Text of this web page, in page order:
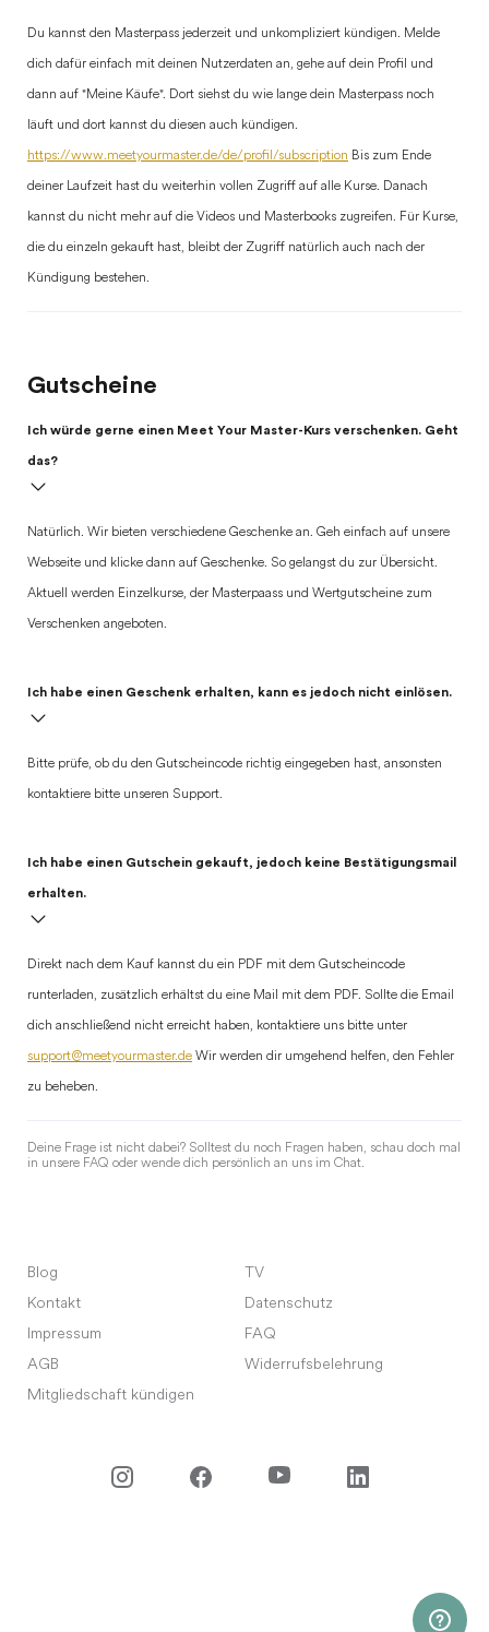
Du kannst den Masterpass jederzeit und unkompliziert kündigen. Melde
dich dafür einfach mit deinen Nutzerdaten an, gehe auf dein Profil und
dann auf "Meine Käufe". Dort siehst du wie lange dein Masterpass noch
läuft und dort kannst du diesen auch kündigen.
https://www.meetyourmaster.de/de/profil/subscription Bis zum Ende
deiner Laufzeit hast du weiterhin vollen Zugriff auf alle Kurse. Danach
kannst du nicht mehr auf die Videos und Masterbooks zugreifen. Für Kurse,
die du einzeln gekauft hast, bleibt der Zugriff natürlich auch nach der
Kündigung bestehen.
Gutscheine
Ich würde gerne einen Meet Your Master-Kurs verschenken. Geht
das?
Natürlich. Wir bieten verschiedene Geschenke an. Geh einfach auf unsere
Webseite und klicke dann auf Geschenke. So gelangst du zur Übersicht.
Aktuell werden Einzelkurse, der Masterpaass und Wertgutscheine zum
Verschenken angeboten.
Ich habe einen Geschenk erhalten, kann es jedoch nicht einlösen.
Bitte prüfe, ob du den Gutscheincode richtig eingegeben hast, ansonsten
kontaktiere bitte unseren Support.
Ich habe einen Gutschein gekauft, jedoch keine Bestätigungsmail
erhalten.
Direkt nach dem Kauf kannst du ein PDF mit dem Gutscheincode
runterladen, zusätzlich erhältst du eine Mail mit dem PDF. Sollte die Email
dich anschließend nicht erreicht haben, kontaktiere uns bitte unter
support@meetyourmaster.de Wir werden dir umgehend helfen, den Fehler
zu beheben.
Deine Frage ist nicht dabei? Solltest du noch Fragen haben, schau doch mal
in unsere FAQ oder wende dich persönlich an uns im Chat.
Blog
TV
Kontakt
Datenschutz
Impressum
FAQ
AGB
Widerrufsbelehrung
Mitgliedschaft kündigen